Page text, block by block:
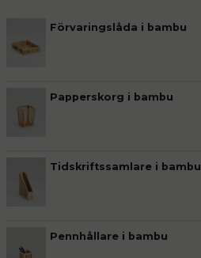
Förvaringslåda i bambu
Papperskorg i bambu
Tidskriftssamlare i bambu
Pennhållare i bambu